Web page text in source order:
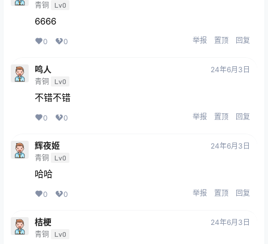
青铜 Lv0
6666
0 0 举报 置顶 回复
鸣人
青铜 Lv0
24年6月3日
不错不错
0 0 举报 置顶 回复
辉夜姬
青铜 Lv0
24年6月3日
哈哈
0 0 举报 置顶 回复
桔梗
青铜 Lv0
24年6月3日